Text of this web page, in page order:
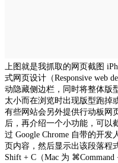
上图就是我抓取的网页截图
式网页设计（Responsive web
动隐藏侧边栏，同时将整体版
太小而在浏览时出现版型跑掉
有些网站会另外提供行动板网
后，再介绍一个小功能，可以
过 Google Chrome 自带的开
页内容，然后显示出该段落程
Shift + C（Mac 为